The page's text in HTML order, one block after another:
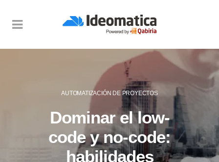
AUTOMATIZACIÓN DE PROYECTOS
Dominar el low-
code y no-code:
habilidades